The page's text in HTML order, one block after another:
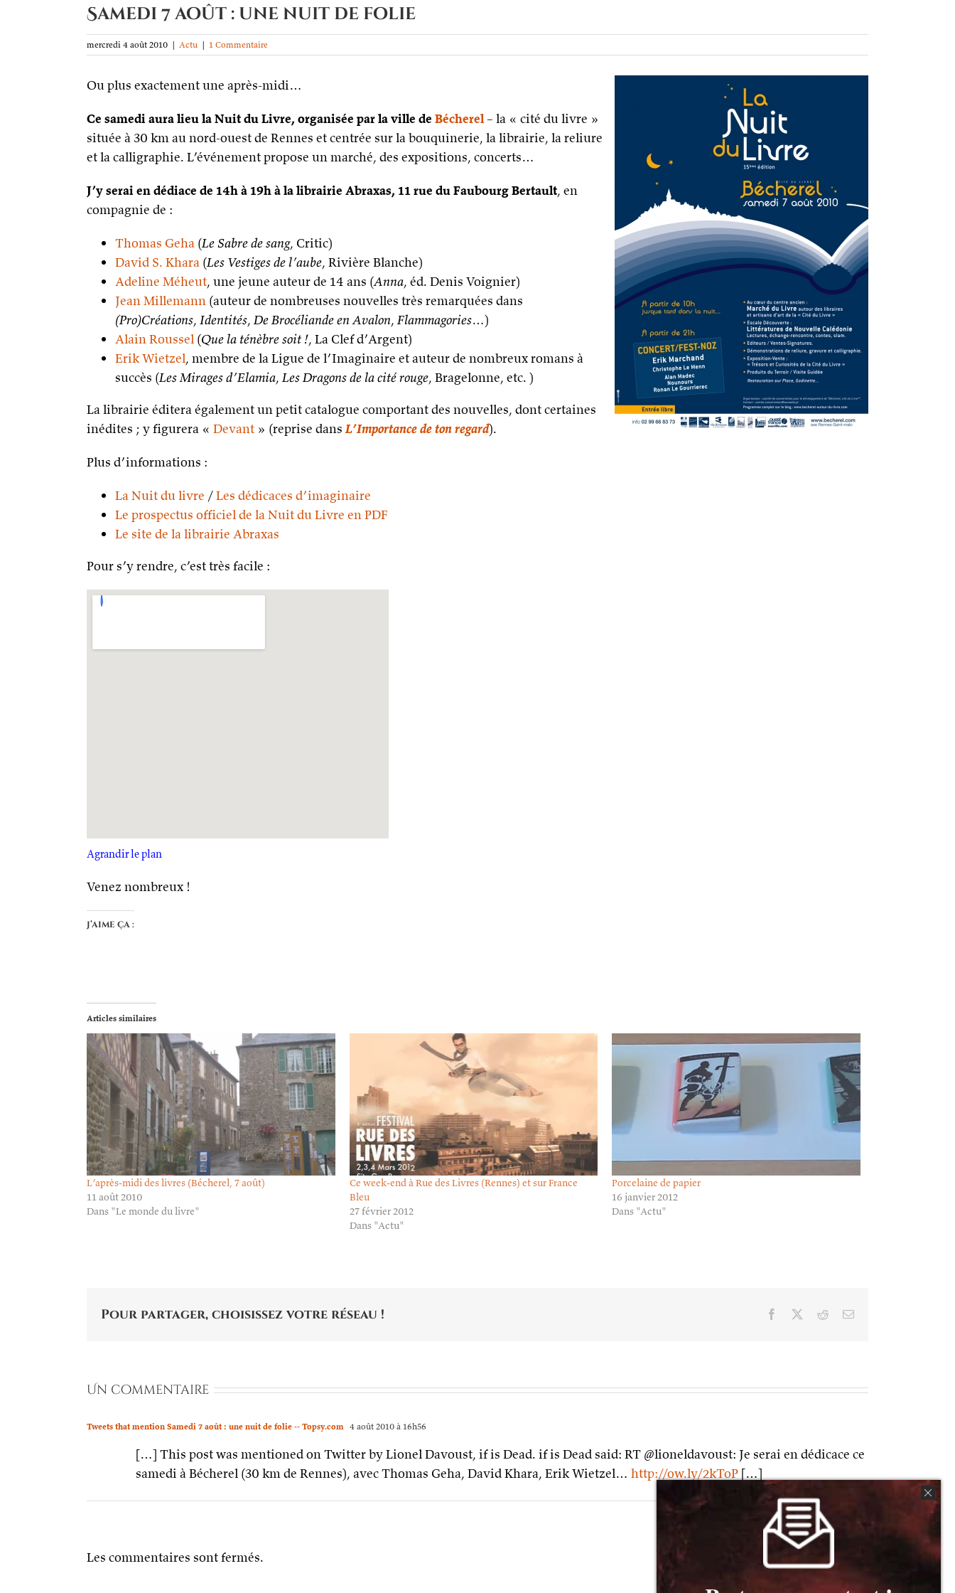
Samedi 7 août : une nuit de folie
mercredi 4 août 2010 | Actu | 1 Commentaire
Ou plus exactement une après-midi…
Ce samedi aura lieu la Nuit du Livre, organisée par la ville de Bécherel– la « cité du livre »
située à 30 km au nord-ouest de Rennes et centrée sur la bouquinerie, la librairie, la reliure
et la calligraphie. L’événement propose un marché, des expositions, concerts…
J’y serai en dédiace de 14h à 19h à la librairie Abraxas, 11 rue du Faubourg Bertault, en
compagnie de :
Thomas Geha (Le Sabre de sang, Critic)
David S. Khara (Les Vestiges de l’aube, Rivière Blanche)
Adeline Méheut, une jeune auteur de 14 ans (Anna, éd. Denis Voignier)
Jean Millemann (auteur de nombreuses nouvelles très remarquées dans
(Pro)Créations, Identités, De Brocéliande en Avalon, Flammagories…)
Alain Roussel (Que la ténèbre soit !, La Clef d’Argent)
Erik Wietzel, membre de la Ligue de l’Imaginaire et auteur de nombreux romans à
succès (Les Mirages d’Elamia, Les Dragons de la cité rouge, Bragelonne, etc. )
La librairie éditera également un petit catalogue comportant des nouvelles, dont certaines
inédites ; y figurera « Devant » (reprise dans L’Importance de ton regard).
Plus d’informations :
La Nuit du livre /Les dédicaces d’imaginaire
Le prospectus officiel de la Nuit du Livre en PDF
Le site de la librairie Abraxas
Pour s’y rendre, c’est très facile :
Agrandir le plan
Venez nombreux !
J’aime ça :
Articles similaires
L’après-midi des livres (Bécherel, 7 août)
11 août 2010
Dans "Le monde du livre"
Ce week-end à Rue des Livres (Rennes) et sur France
Bleu
27 février 2012
Dans "Actu"
Porcelaine de papier
16 janvier 2012
Dans "Actu"
Pour partager, choisissez votre réseau ! Facebook RedditEmail
Un commentaire
Tweets that mention Samedi 7 août : une nuit de folie -- Topsy.com 4 août 2010 à 16h56
[…] This post was mentioned on Twitter by Lionel Davoust, if is Dead. if is Dead said: RT @lioneldavoust: Je serai en dédicace ce
samedi à Bécherel (30 km de Rennes), avec Thomas Geha, David Khara, Erik Wietzel… http://ow.ly/2kToP […]
Les commentaires sont fermés.